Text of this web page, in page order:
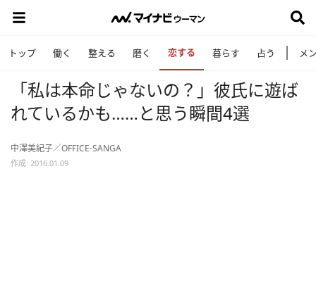
トップ 働く 整える 磨く 恋する 暮らす 占う メ
「私は本命じゃないの？」彼氏に遊ば
れているかも……と思う瞬間4選
中澤美紀子／OFFICE-SANGA
作成: 2016.01.09